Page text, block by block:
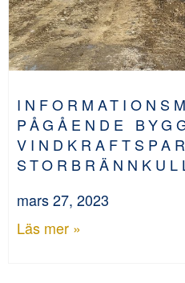
PÅGÅENDE
mars 27, 2023
Läs mer »